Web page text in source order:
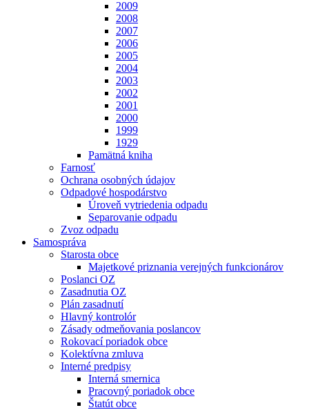
2009
2008
2007
2006
2005
2004
2003
2002
2001
2000
1999
1929
Pamätná kniha
Farnosť
Ochrana osobných údajov
Odpadové hospodárstvo
Úroveň vytriedenia odpadu
Separovanie odpadu
Zvoz odpadu
Samospráva
Starosta obce
Majetkové priznania verejných funkcionárov
Poslanci OZ
Zasadnutia OZ
Plán zasadnutí
Hlavný kontrolór
Zásady odmeňovania poslancov
Rokovací poriadok obce
Kolektívna zmluva
Interné predpisy
Interná smernica
Pracovný poriadok obce
Štatút obce